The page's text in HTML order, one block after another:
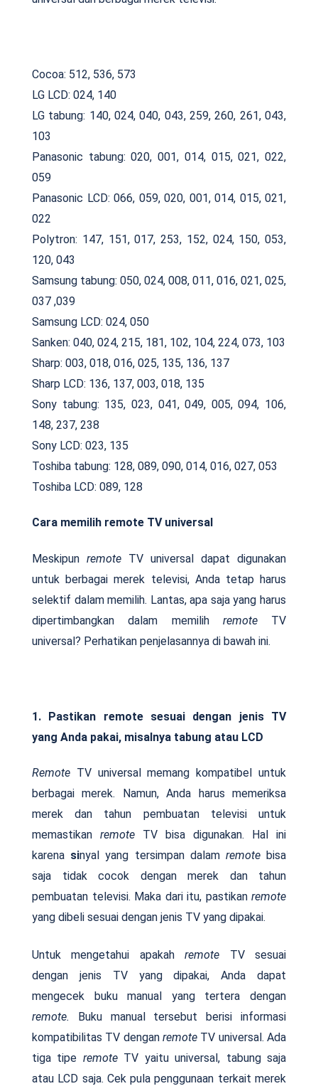
Cocoa: 512, 536, 573
LG LCD: 024, 140
LG tabung: 140, 024, 040, 043, 259, 260, 261, 043,
103
Panasonic tabung: 020, 001, 014, 015, 021, 022,
059
Panasonic LCD: 066, 059, 020, 001, 014, 015, 021,
022
Polytron: 147, 151, 017, 253, 152, 024, 150, 053,
120, 043
Samsung tabung: 050, 024, 008, 011, 016, 021, 025,
037 ,039
Samsung LCD: 024, 050
Sanken: 040, 024, 215, 181, 102, 104, 224, 073, 103
Sharp: 003, 018, 016, 025, 135, 136, 137
Sharp LCD: 136, 137, 003, 018, 135
Sony tabung: 135, 023, 041, 049, 005, 094, 106,
148, 237, 238
Sony LCD: 023, 135
Toshiba tabung: 128, 089, 090, 014, 016, 027, 053
Toshiba LCD: 089, 128
Cara memilih remote TV universal
Meskipun remote TV universal dapat digunakan
untuk berbagai merek televisi, Anda tetap harus
selektif dalam memilih. Lantas, apa saja yang harus
dipertimbangkan dalam memilih remoteTV
universal? Perhatikan penjelasannya di bawah ini.
1. Pastikan remote sesuai dengan jenis TV
yang Anda pakai, misalnya tabung atau LCD
Remote TV universal memang kompatibel untuk
berbagai merek. Namun, Anda harus memeriksa
merek dan tahun pembuatan televisi untuk
memastikan remote TV bisa digunakan. Hal ini
karena sinyal yang tersimpan dalam remotebisa
saja tidak cocok dengan merek dan tahun
pembuatan televisi. Maka dari itu, pastikan remote
yang dibeli sesuai dengan jenis TV yang dipakai.
Untuk mengetahui apakahremote TV sesuai
dengan jenis TV yang dipakai, Anda dapat
mengecek buku manual yang tertera dengan
remote. Buku manual tersebut berisi informasi
kompatibilitas TV dengan remote TV universal. Ada
tiga tipe remote TV yaitu universal, tabung saja
atau LCD saja. Cek pula penggunaan terkait merek